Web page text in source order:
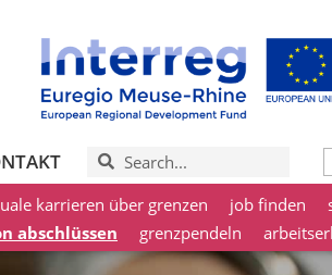
karrieren über grenzen job finden
abschlüssen grenzpendeln